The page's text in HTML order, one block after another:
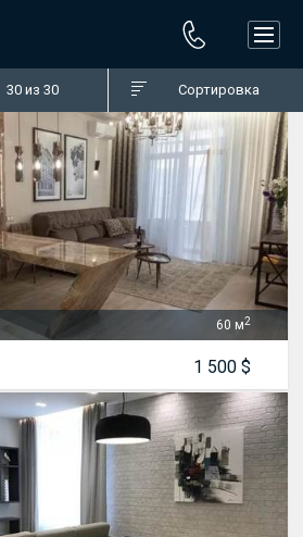
30из 30 Сортировка
60 м2
1 500 $